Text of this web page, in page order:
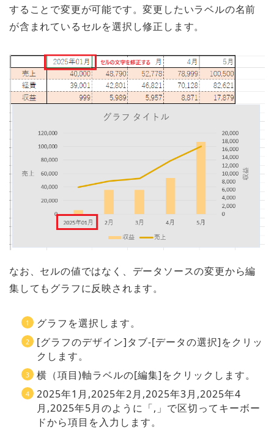
することで変更が可能です。変更したいラベルの名前
が含まれているセルを選択し修正します。
なお、セルの値ではなく、データソースの変更から編
集してもグラフに反映されます。
グラフを選択します。
[グラフのデザイン]タブ-[データの選択]をクリッ
クします。
横（項目)軸ラベルの[編集]をクリックします。
2025年1月,2025年2月,2025年3月,2025年4
月,2025年5月のように「,」で区切ってキーボー
ドから項目を入力します。